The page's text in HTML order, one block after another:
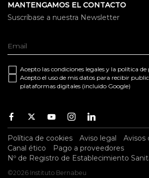
MANTENGAMOS EL CONTACTO
Suscríbase a nuestra Newsletter
Acepto las condiciones legales y la política de
Acepto el uso de mis datos para recibir
plataformas digitales (incluido Google)
Facebook
TwitterYoutubeInstagramYoutube
Política de cookies Aviso legal
Avisos
Canal ético
Pago a proveedores
Nº de Registro de Establecimiento
©2026 Instituto Bernabeu